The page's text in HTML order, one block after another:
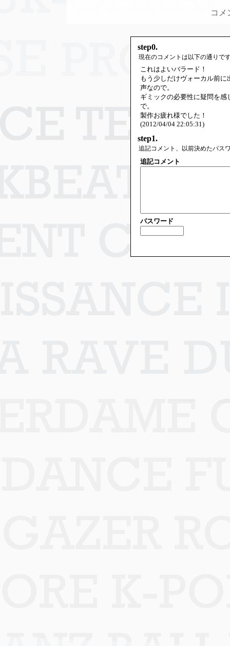
コメ
step0.
現在のコメントは以下の通りで
これはよいバラード！
もう少しだけヴォーカル前
声なので。
ギミックの必要性に疑問を
で。
製作お疲れ様でした！
(2012/04/04 22:05:31)
step1.
追記コメント、以前決めたパス
追記コメント
パスワード